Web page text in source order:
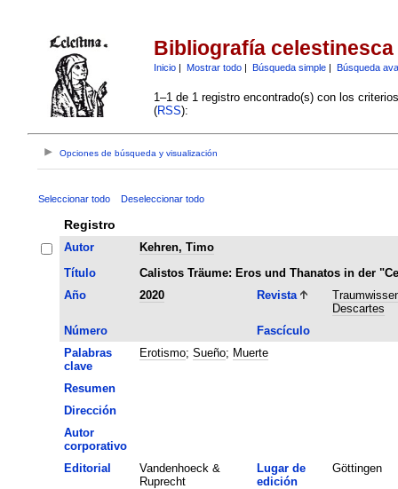
Bibliografía celestinesca
Inicio| Mostrar todo| Búsqueda simple| Búsqueda
1–1 de 1 registro encontrado(s) con los
(RSS):
Opciones de búsqueda y visualización
Seleccionar todo Deseleccionar todo
Registro
Autor
Kehren, Timo
Título
Calistos Träume: Eros und Thanatos in der
Año
2020 Revista
Descartes
Número
Fascículo
Palabras
clave
Erotismo; Sueño; Muerte
Resumen
Dirección
Autor
corporativo
Editorial
Vandenhoeck &
Ruprecht
Lugar de
edición
Göttingen